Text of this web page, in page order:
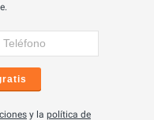
y la política de